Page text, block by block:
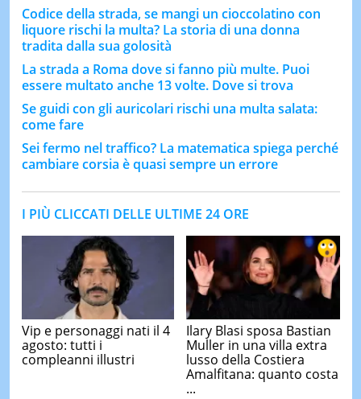
Codice della strada, se mangi un cioccolatino con
liquore rischi la multa? La storia di una donna
tradita dalla sua golosità
La strada a Roma dove si fanno più multe. Puoi
essere multato anche 13 volte. Dove si trova
Se guidi con gli auricolari rischi una multa salata:
come fare
Sei fermo nel traffico? La matematica spiega perché
cambiare corsia è quasi sempre un errore
I PIÙ CLICCATI DELLE ULTIME 24 ORE
Vip e personaggi nati il 4
agosto: tutti i
compleanni illustri
Ilary Blasi sposa Bastian
Muller in una villa extra
lusso della Costiera
Amalfitana: quanto costa
...